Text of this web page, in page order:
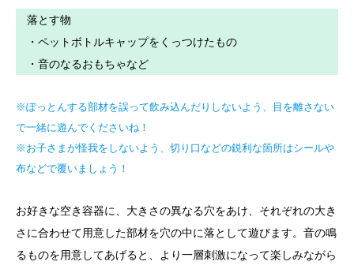
落とす物
・ペットボトルキャップをくっつけたもの
・音のなるおもちゃなど
※ぽっとんする部材を誤って飲み込んだりしないよう、目を離さない
で一緒に遊んでくださいね！
※お子さまが怪我をしないよう、切り口などの鋭利な箇所はシールや
布などで覆いましょう！
お好きな空き容器に、大きさの異なる穴をあけ、それぞれの大き
さに合わせて用意した部材を穴の中に落として遊びます。音の鳴
るものを用意してあげると、より一層刺激になって楽しみながら